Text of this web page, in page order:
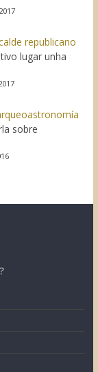
republicano
lugar unha
sobre